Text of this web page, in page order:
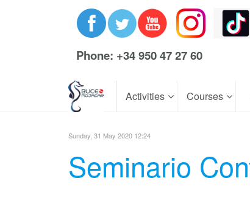
Phone: +34 950 47 27 60
Activities Courses
Sunday, 31 May 2020 12:24
Seminario